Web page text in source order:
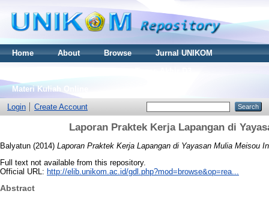
Home About Browse
Jurnal UNIKOM
Materi Kuliah Online
Login
Create Account
Laporan Praktek Kerja Lapangan di
Balyatun (2014) Laporan Praktek Kerja Lapangan di Yayasan Mulia Meisou
Full text not available from this repository.
Official URL: http://elib.unikom.ac.id/gdl.php?mod=browse&op=rea...
Abstract